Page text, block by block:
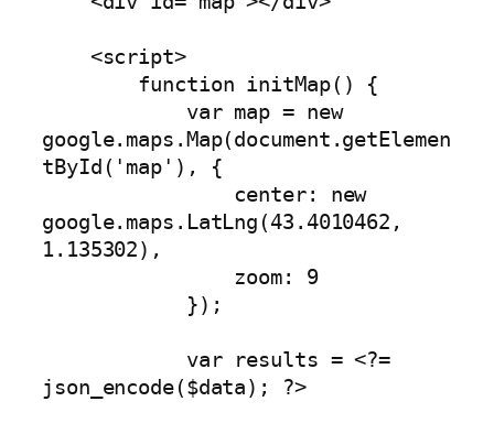
google.maps.Map(document.getElemen
tById('map'), {
google.maps.LatLng(43.4010462,
1.135302),
json_encode($data); ?>